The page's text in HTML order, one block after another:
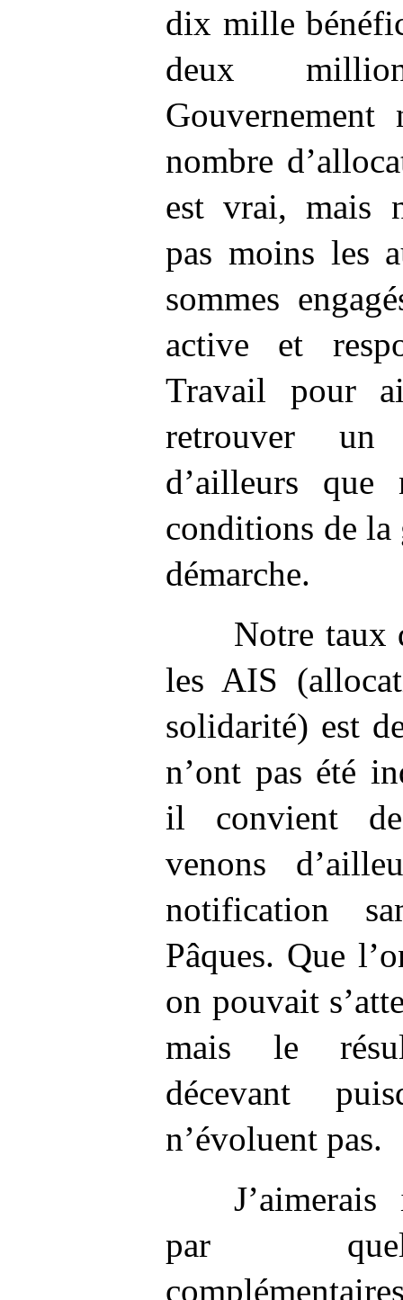
dix mille
deux
nombre
est vrai, mais
pas moins les
sommes
active et
Travail pour
retrouver
d’ailleurs que
conditions de la
démarche.
Notre taux
les AIS
solidarité) est
n’ont pas été
il convient
venons
notification
Pâques. Que
on pouvait
mais le
décevant
n’évoluent pas.
par